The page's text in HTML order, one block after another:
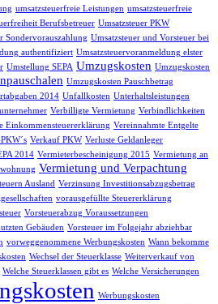
umsatzsteuerfreie Leistungen umsatzsteuerfreie
Berufsbetreuer Umsatzsteuer PKW
Sondervorauszahlung Umsatzsteuer und Vorsteuer bei
authentifiziert Umsatzsteuervoranmeldung elster
Umstellung SEPA Umzugskosten Umzugskosten
Umzugskosten Pauschbetrag
2014 Unfallkosten Unterhaltsleistungen
Verbilligte Vermietung Verbindlichkeiten
Einkommensteuererklärung Vereinnahmte Entgelte
Verkauf PKW Verluste Geldanleger
2014 Vermieterbescheinigung 2015 Vermietung an
Vermietung und Verpachtung
Ausland Verzinsung Investitionsabzugsbetrag
vorausgefüllte Steuererklärung
Vorsteuerabzug Voraussetzungen
Gebäuden Vorsteuer im Folgejahr abziehbar
vorweggenommene Werbungskosten Wann bekomme
Wechsel der Steuerklasse Weiterverkauf von
Welche Steuerklassen gibt es Welche Versicherungen
Werbungskosten